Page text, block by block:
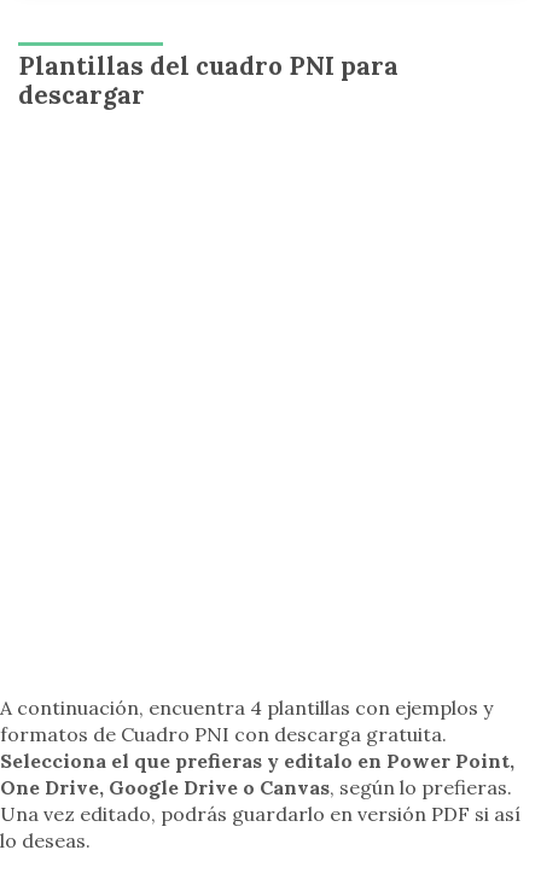
Plantillas del cuadro PNI para
descargar
A continuación, encuentra 4 plantillas con ejemplos y
formatos de Cuadro PNI con descarga gratuita.
Selecciona el que prefieras y editalo en Power Point,
One Drive, Google Drive o Canvas, según lo prefieras.
Una vez editado, podrás guardarlo en versión PDF si así
lo deseas.